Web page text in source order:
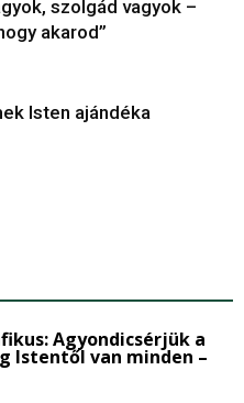
szolgád vagyok –
akarod”
Isten ajándéka
Agyondicsérjük a
Istentől van minden –